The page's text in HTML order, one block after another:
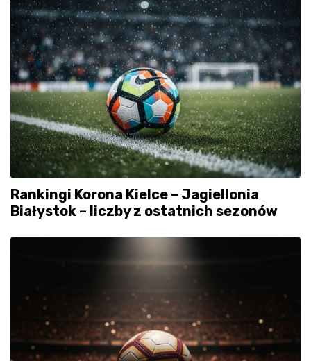
Rankingi Korona Kielce – Jagiellonia
Białystok – liczby z ostatnich sezonów